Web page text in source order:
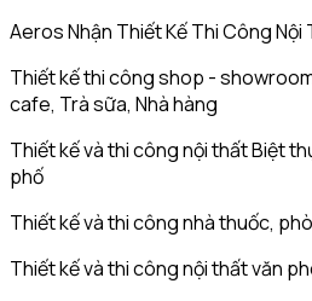
Aeros Nhận Thiết Kế Thi Công Nội
Thiết kế thi công shop -
cafe, Trà sữa, Nhà hàng
Thiết kế và thi công nội thất Biệt
phố
Thiết kế và thi công nhà thuốc,
Thiết kế và thi công nội thất văn